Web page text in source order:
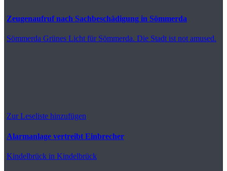
Zeugenaufruf nach Sachbeschädigung in Sömmerda
Sömmerda Grünes Licht für Sömmerda. Die Stadt ist not amused.
Zur Leseliste hinzufügen
Alarmanlage vertreibt Einbrecher
Kindelbrück in Kindelbrück